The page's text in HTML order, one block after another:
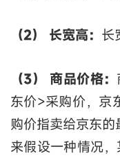
（2） 长宽高： 长
（3） 商品价格：
东价>采购价，京
购价指卖给京东
来假设一种情况